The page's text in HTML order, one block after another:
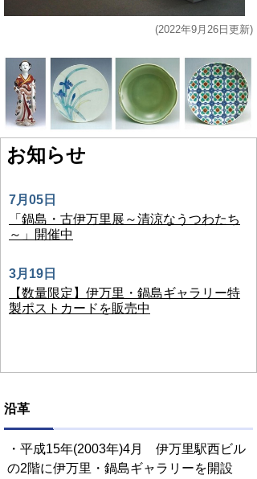
(2022年9月26日更新)
お知らせ
7月05日
「鍋島・古伊万里展～清涼なうつわたち
～」開催中
3月19日
【数量限定】伊万里・鍋島ギャラリー特
製ポストカードを販売中
沿革
・平成15年(2003年)4月 伊万里駅西ビル
の2階に伊万里・鍋島ギャラリーを開設